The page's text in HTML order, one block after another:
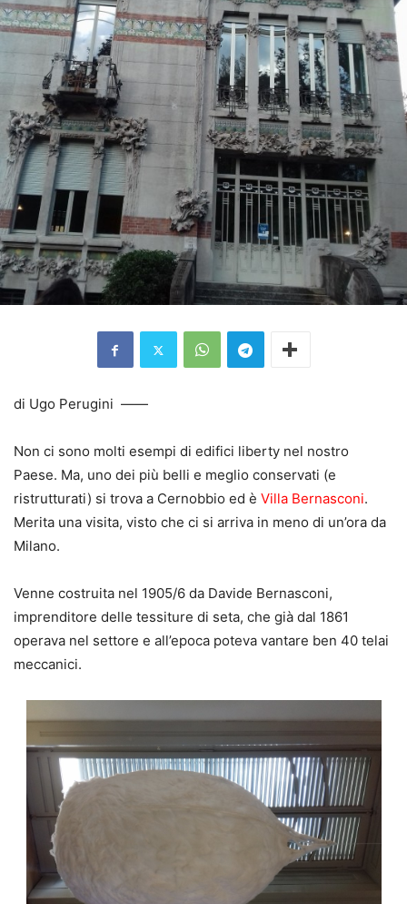
di Ugo Perugini ——
Non ci sono molti esempi di edifici liberty nel nostro
Paese. Ma, uno dei più belli e meglio conservati (e
ristrutturati) si trova a Cernobbio ed è Villa Bernasconi.
Merita una visita, visto che ci si arriva in meno di un’ora da
Milano.
Venne costruita nel 1905/6 da Davide Bernasconi,
imprenditore delle tessiture di seta, che già dal 1861
operava nel settore e all’epoca poteva vantare ben 40 telai
meccanici.